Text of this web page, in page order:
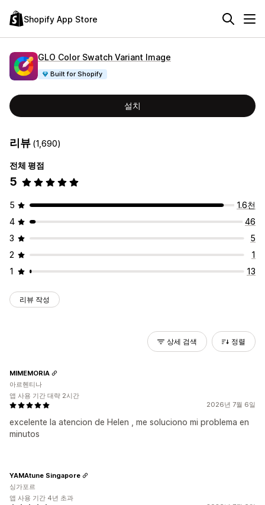
Shopify App Store
GLO Color Swatch Variant Image
Built for Shopify
설치
리뷰 (1,690)
전체 평점
5
5
1.6천
4
46
3
5
2
1
1
13
리뷰 작성
상세 검색 정렬
2026년 7월 6일
excelente la atencion de Helen , me soluciono mi problema en
minutos
MIMEMORIA
아르헨티나
앱 사용 기간 대략 2시간
YAMAtune Singapore
싱가포르
앱 사용 기간 4년 초과